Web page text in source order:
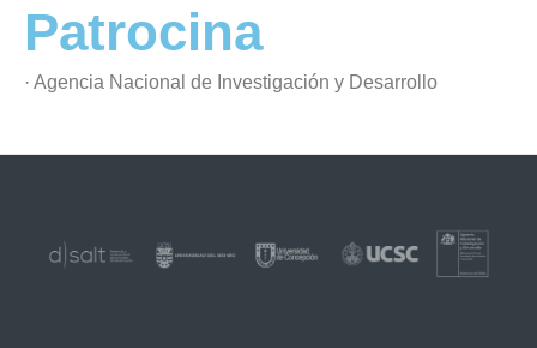
Patrocina
· Agencia Nacional de Investigación y Desarrollo